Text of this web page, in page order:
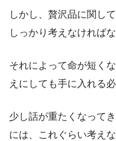
しかし、贅沢品に関し
しっかり考えなければな
それによって命が短く
えにしても手に入れる
少し話が重たくなって
には、これぐらい考え